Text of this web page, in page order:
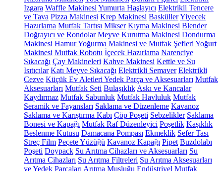
Izgara Waffle Makinesi Yumurta Haşlayıcı Elektrikli Tencere
ve Tava Pizza Makinesi Krep Makinesi BasküllerYiyecek
Hazırlama Mutfak Tartısı Mikser Kıyma Makinesi Blender
Doğrayıcı ve Rondolar Meyve Kurutma Makinesi Dondurma
Makinesi Hamur Yoğurma Makinesi ve Mutfak Şefleri Yoğurt
Makinesi Mutfak Robotu İçecek Hazırlama Narenciye
Sıkacağı Çay Makineleri Kahve Makinesi Kettle ve Su
Isıtıcılar Katı Meyve Sıkacağı Elektrikli Semaver Elektrikli
Cezve Küçük Ev Aletleri Yedek Parça ve Aksesuarları Mutfak
Aksesuarları Mutfak Seti Bulaşıklık Askı ve Kancalar
Kaydırmaz Mutfak Sabunluk Mutfak Havluluk Mutfak
Seramik ve Fayansları Saklama ve Düzenleme Kavanoz
Saklama ve Karıştırma Kabı Çöp Poşeti Sebzelikler Saklama
Bonesi ve Kapağı Mutfak Raf Düzenleyici Poşetlik Kaşıklık
Beslenme Kutusu Damacana Pompası Ekmeklik Sefer Tası
Streç Film Peçete Yüzüğü Kavanoz Kapağı Pipet Buzdolabı
Poşeti Doypack Su Arıtma Cihazları ve Aksesuarları Su
Arıtma Cihazları Su Arıtma Filtreleri Su Arıtma Aksesuarları
ve Yedek Parçaları Arıtma Musluğu Endüstriyel Mutfak